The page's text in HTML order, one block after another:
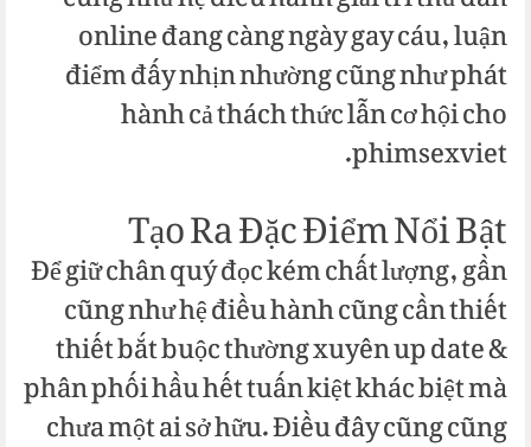
online đang càng ngày gay cáu, luận
điểm đấy nhịn nhường cũng như phát
hành cả thách thức lẫn cơ hội cho
phimsexviet.
Tạo Ra Đặc Điểm Nổi Bật
Để giữ chân quý đọc kém chất lượng, gần
cũng như hệ điều hành cũng cần thiết
thiết bắt buộc thường xuyên up date &
phân phối hầu hết tuấn kiệt khác biệt mà
chưa một ai sở hữu. Điều đây cũng cũng